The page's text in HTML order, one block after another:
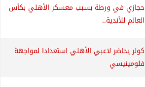
حجازي في ورطة بسبب معسكر الأهلي بكأس
العالم للأندية..
كولر يحاضر لاعبي الأهلي استعدادا لمواجهة
فلومينيسي